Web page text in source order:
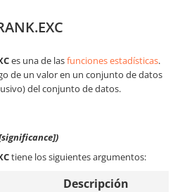
es una de lasfunciones estadísticas.
de un valor en un conjunto de datos
del conjunto de datos.
[significance])
tiene los siguientes argumentos:
Descripción